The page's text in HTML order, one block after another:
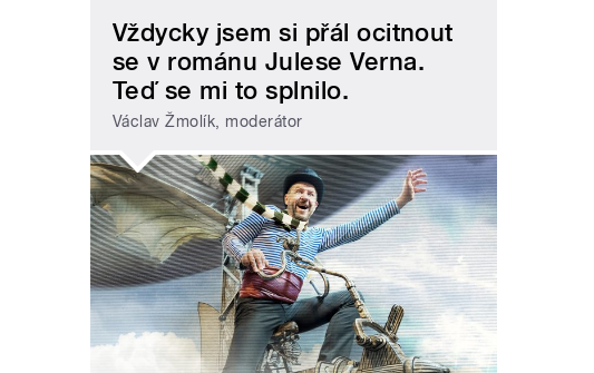
Vždycky jsem si přál ocitnout
se v románu Julese Verna.
Teď se mi to splnilo.
Václav Žmolík, moderátor